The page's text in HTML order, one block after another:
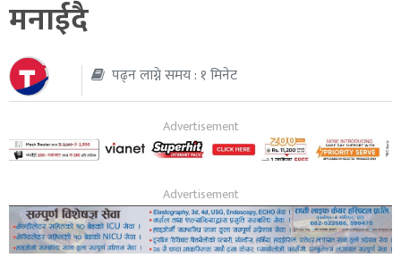
संवाद
मनोरञ्जन
मनाईदै
पढ्न लाग्ने समय : १ मिनेट